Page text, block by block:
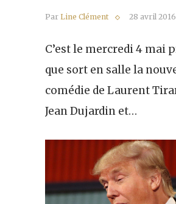
Par Line Clément 28 avril 2016
C’est le mercredi 4 mai
que sort en salle la
comédie de Laurent
Jean Dujardin et…